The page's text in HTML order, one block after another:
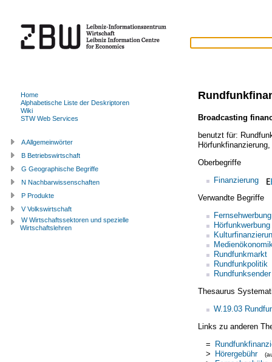
Broadcasting
benutzt für:
Hörfunkfinanzierung,
Oberbegriffe
Finanzierung
Verwandte Begriffe
Fernsehwerbung
Hörfunkwerbung
Rundfunkmarkt
Rundfunkpolitik
Rundfunksender
Thesaurus
W.19.03
Links zu anderen
=
> Hörergebühr
Home
Alphabetische Liste der Deskriptoren
Wiki
STW Web Services
A Allgemeinwörter
B Betriebswirtschaft
G Geographische Begriffe
N Nachbarwissenschaften
P Produkte
V Volkswirtschaft
W Wirtschaftssektoren und spezielle
Wirtschaftslehren